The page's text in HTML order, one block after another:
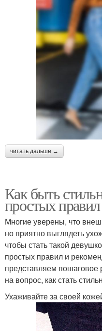
читать дальше →
Как быть
простых правил
Многие уверены, что
но приятно выглядеть
чтобы стать такой
простых правил и
представляем пошаговое
на вопрос, как стать
Ухаживайте за своей